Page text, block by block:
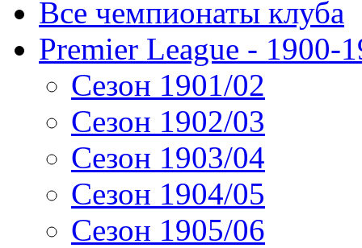
Все чемпионаты клуба
Premier League - 1900-
Сезон 1901/02
Сезон 1902/03
Сезон 1903/04
Сезон 1904/05
Сезон 1905/06